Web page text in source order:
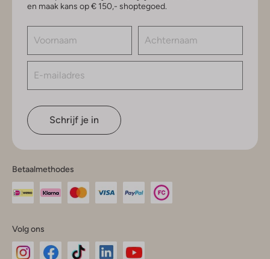
en maak kans op € 150,- shoptegoed.
Schrijf je in
Betaalmethodes
Volg ons